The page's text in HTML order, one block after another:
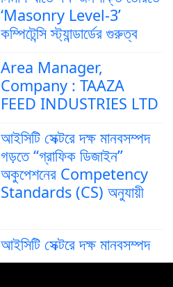
‘Masonry Level-3’
কম্পিটেন্সি স্ট্যান্ডার্ডের গুরুত্ব
Area Manager,
Company : TAAZA
FEED INDUSTRIES LTD
আইসিটি সেক্টরে দক্ষ মানবসম্পদ
গড়তে “গ্রাফিক ডিজাইন”
অকুপেশনের Competency
Standards (CS) অনুযায়ী
আইসিটি সেক্টরে দক্ষ মানবসম্পদ
গড়ে তুলতে ‘গ্রাফিক ডিজাইন’